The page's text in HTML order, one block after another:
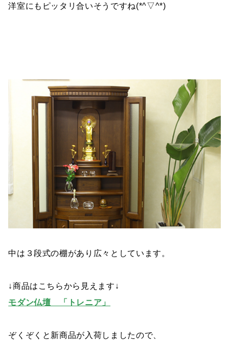
洋室にもピッタリ合いそうですね(*^▽^*)
中は３段式の棚があり広々としています。
↓商品はこちらから見えます↓
モダン仏壇 「トレニア」
ぞくぞくと新商品が入荷しましたので、